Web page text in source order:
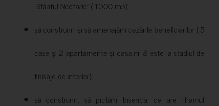
”Sfântul Nectarie” ( 1000 mp);
să construim și să amenajăm cazările beneficiarilor ( 5
case și 2 apartamente și casa nr 8 este la stadiul de
finisaje de interior);
să construim, să pictăm biserica, ce are Hramul